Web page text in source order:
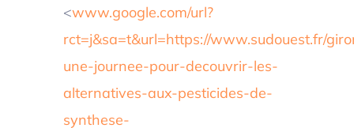
<www.google.com/url?
rct=j&sa=t&url=https://www.sudouest.fr/
une-journee-pour-decouvrir-les-
alternatives-aux-pesticides-de-
synthese-